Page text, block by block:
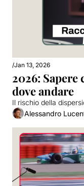
/Jan 13, 2026
2026:
dove andare
Il rischio della
Alessandro